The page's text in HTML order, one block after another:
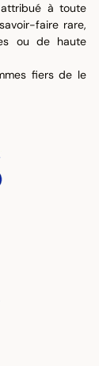
à toute
faire rare,
ou de haute
fiers de le